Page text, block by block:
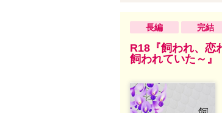
長編 完結
R18『飼われ、恋
飼われていた～』